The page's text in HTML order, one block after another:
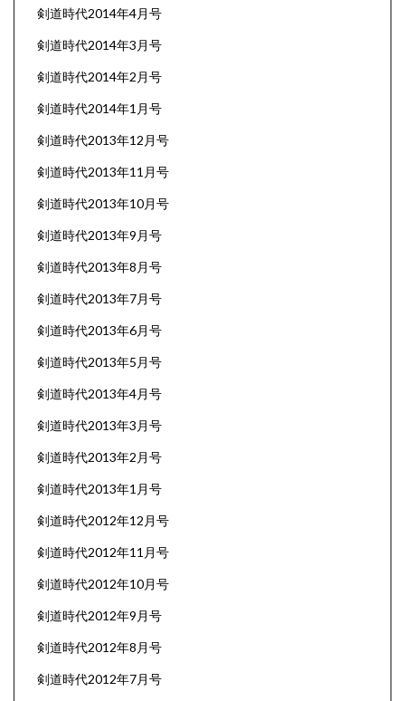
剣道時代2014年4月号
剣道時代2014年3月号
剣道時代2014年2月号
剣道時代2014年1月号
剣道時代2013年12月号
剣道時代2013年11月号
剣道時代2013年10月号
剣道時代2013年9月号
剣道時代2013年8月号
剣道時代2013年7月号
剣道時代2013年6月号
剣道時代2013年5月号
剣道時代2013年4月号
剣道時代2013年3月号
剣道時代2013年2月号
剣道時代2013年1月号
剣道時代2012年12月号
剣道時代2012年11月号
剣道時代2012年10月号
剣道時代2012年9月号
剣道時代2012年8月号
剣道時代2012年7月号